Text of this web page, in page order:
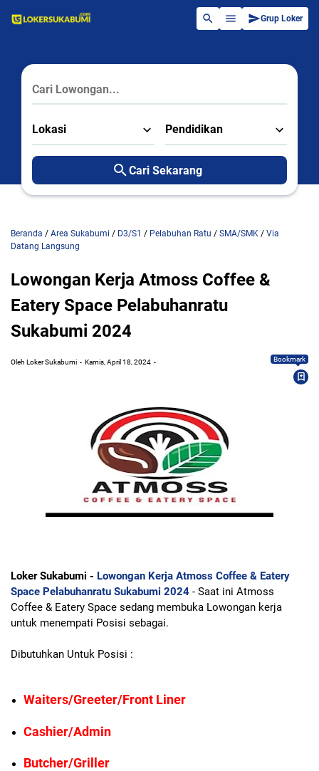
Grup Loker
Lokasi Pendidikan
Cari Sekarang
Beranda / Area Sukabumi / D3/S1 / Pelabuhan Ratu / SMA/SMK / Via
Datang Langsung
Lowongan Kerja Atmoss Coffee &
Eatery Space Pelabuhanratu
Sukabumi 2024
Oleh Loker Sukabumi Kamis, April 18, 2024 Bookmark
Loker Sukabumi - Lowongan Kerja Atmoss Coffee & Eatery
Space Pelabuhanratu Sukabumi 2024 - Saat ini Atmoss
Coffee & Eatery Space sedang membuka Lowongan kerja
untuk menempati Posisi sebagai.
Dibutuhkan Untuk Posisi :
Waiters/Greeter/Front Liner
Cashier/Admin
Butcher/Griller